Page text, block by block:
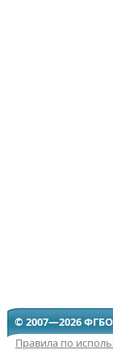
© 2007—2026
Правила по